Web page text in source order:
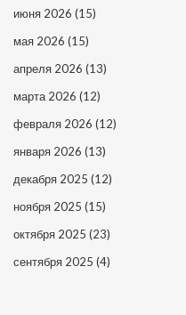
июня 2026 (15)
мая 2026 (15)
апреля 2026 (13)
марта 2026 (12)
февраля 2026 (12)
января 2026 (13)
декабря 2025 (12)
ноября 2025 (15)
октября 2025 (23)
сентября 2025 (4)